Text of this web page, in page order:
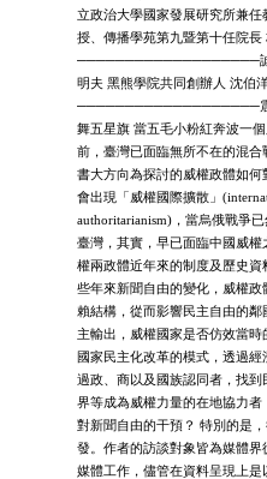
立政治大學國家發展研究所兼
授、傳播學苑第九暨第十任院長
───────────────────誠
明夫 黑熊學院共同創辦人 沈伯
───────────────────震
舞五星旗 當五毛小粉紅奔波一
前，臺灣已面臨無所不在的混
書大方向為探討的威權政體如
會出現「威權國際擴散」
authoritarianism)，當烏俄戰爭
臺灣，其實，早已面臨中國威
權兩政體近年來的制度及歷史
些年來新聞自由的變化，威權
賴結構，從而影響民主自由的
主輸出，威權國家是否仿效當
國家民主化改革的模式，透過
過政、商以及國族認同者，找
界等成為威權力量的在地協力
對新聞自由的干預？ 特別的是
發。作者的訪談對象皆為媒體
媒體工作，儘管在資料呈現上